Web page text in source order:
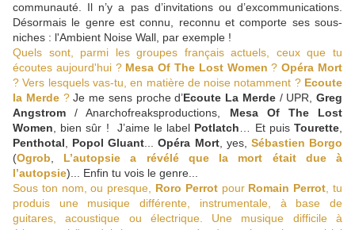
communauté. Il n’y a pas d’invitations ou d’excommunications.
Désormais le genre est connu, reconnu et comporte ses sous-
niches : l'Ambient Noise Wall, par exemple !
Quels sont, parmi les groupes français actuels, ceux que tu
écoutes aujourd'hui ? Mesa Of The Lost Women ?Opéra Mort
? Vers lesquels vas-tu, en matière de noise notamment ? Ecoute
la Merde?Je me sens proche d’Ecoute La Merde / UPR, Greg
Angstrom/ Anarchofreaksproductions, Mesa Of The Lost
Women , bien sûr ! J’aime le label Potlatch … Et puisTourette
Penthotal
Popol Gluant ...Opéra Mort, yes, Sébastien Borgo
(Ogrob
L’autopsie a révélé que la mort était due à
l’autopsie)... Enfin tu vois le genre...
Sous ton nom, ou presque, Roro Perrotpour Romain Perrot , tu
produis une musique différente, instrumentale, à base de
guitares, acoustique ou électrique. Une musique difficile à